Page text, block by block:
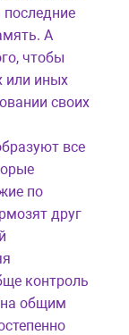
последние
А
чтобы
или иных
своих
все
по
друг
контроль
общим